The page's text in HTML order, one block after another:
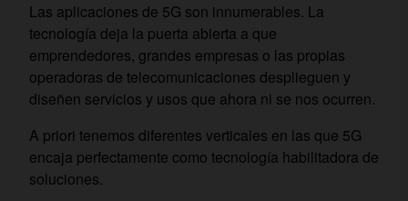
Las aplicaciones de 5G son innumerables. La
tecnología deja la puerta abierta a que
emprendedores, grandes empresas o las propias
operadoras de telecomunicaciones desplieguen y
diseñen servicios y usos que ahora ni se nos ocurren.
A priori tenemos diferentes verticales en las que 5G
encaja perfectamente como tecnología habilitadora de
soluciones.